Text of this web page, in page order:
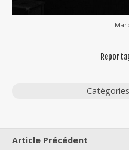
Article Précédent